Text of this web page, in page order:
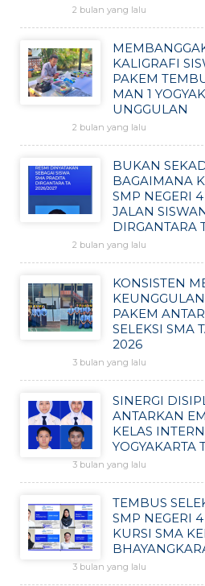
2 bulan yang lalu
KALIGRAFI
PAKEM
MAN 1
UNGGULAN
2 bulan yang lalu
BUKAN
BAGAIMANA
SMP NEGERI
JALAN
DIRGANTARA
2 bulan yang lalu
KONSISTEN
PAKEM
SELEKSI SMA
2026
3 bulan yang lalu
SINERGI
ANTARKAN
KELAS
YOGYAKARTA
3 bulan yang lalu
TEMBUS
SMP NEGERI
KURSI SMA
3 bulan yang lalu